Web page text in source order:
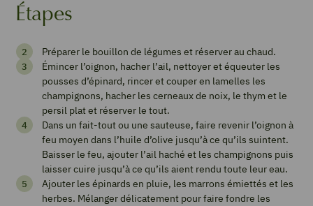
Étapes
Préparer le bouillon de légumes et réserver au chaud.
Émincer l’oignon, hacher l’ail, nettoyer et équeuter les
pousses d’épinard, rincer et couper en lamelles les
champignons, hacher les cerneaux de noix, le thym et le
persil plat et réserver le tout.
Dans un fait-tout ou une sauteuse, faire revenir l’oignon à
feu moyen dans l’huile d’olive jusqu’à ce qu’ils suintent.
Baisser le feu, ajouter l’ail haché et les champignons puis
laisser cuire jusqu’à ce qu’ils aient rendu toute leur eau.
Ajouter les épinards en pluie, les marrons émiettés et les
herbes. Mélanger délicatement pour faire fondre les
végétarien
Imprimer
la
recette